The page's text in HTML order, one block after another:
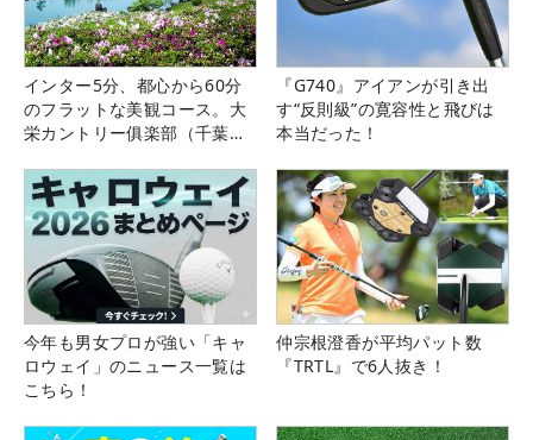
インター5分、都心から60分
のフラットな美観コース。大
栄カントリー俱楽部（千葉
『G740』アイアンが引き出
す“反則級”の寛容性と飛びは
本当だった！
今年も男女プロが強い「キャ
ロウェイ」のニュース一覧は
こちら！
仲宗根澄香が平均パット数
『TRTL』で6人抜き！